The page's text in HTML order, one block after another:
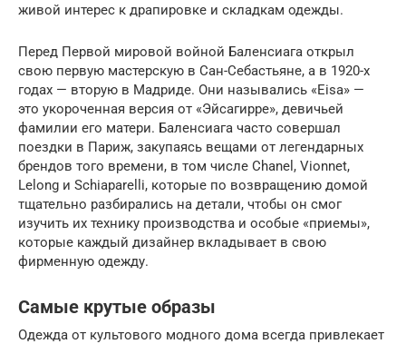
живой интерес к драпировке и складкам одежды.
Перед Первой мировой войной Баленсиага открыл
свою первую мастерскую в Сан-Себастьяне, а в 1920-х
годах — вторую в Мадриде. Они назывались «Eisa» —
это укороченная версия от «Эйсагирре», девичьей
фамилии его матери. Баленсиага часто совершал
поездки в Париж, закупаясь вещами от легендарных
брендов того времени, в том числе Chanel, Vionnet,
Lelong и Schiaparelli, которые по возвращению домой
тщательно разбирались на детали, чтобы он смог
изучить их технику производства и особые «приемы»,
которые каждый дизайнер вкладывает в свою
фирменную одежду.
Самые крутые образы
Одежда от культового модного дома всегда привлекает